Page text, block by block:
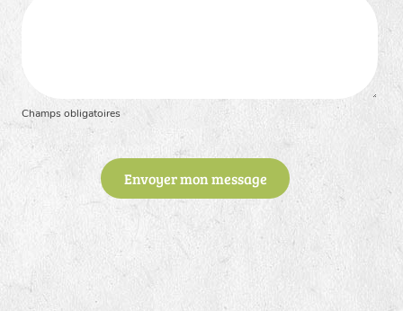
Champs obligatoires
Envoyer mon message